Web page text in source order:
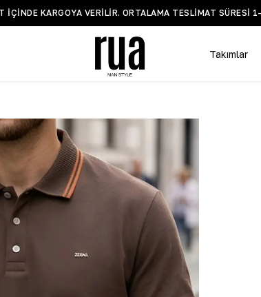
BİLGİ VE DESTEK WHATSAPP HATTI +90 532 519 5935
Takımlar